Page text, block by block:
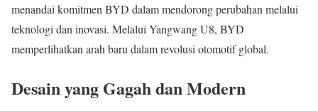
menandai komitmen BYD dalam mendorong perubahan melalui
teknologi dan inovasi. Melalui Yangwang U8, BYD
memperlihatkan arah baru dalam revolusi otomotif global.
Desain yang Gagah dan Modern